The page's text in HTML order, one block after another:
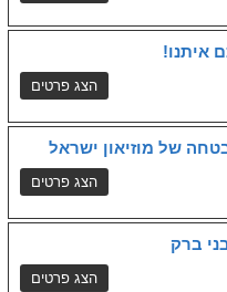
איתנו!
של מוזיאון ישראל
ברק